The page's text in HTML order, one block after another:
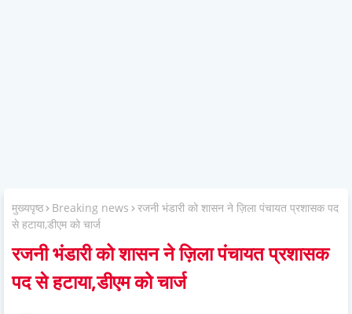
मुख्यपृष्ठ Breaking news
रजनी भंडारी को शासन ने ज़िला पंचायत प्रशासक पद
से हटाया,डीएम को चार्ज
रजनी भंडारी को शासन ने ज़िला पंचायत प्रशासक
पद से हटाया,डीएम को चार्ज